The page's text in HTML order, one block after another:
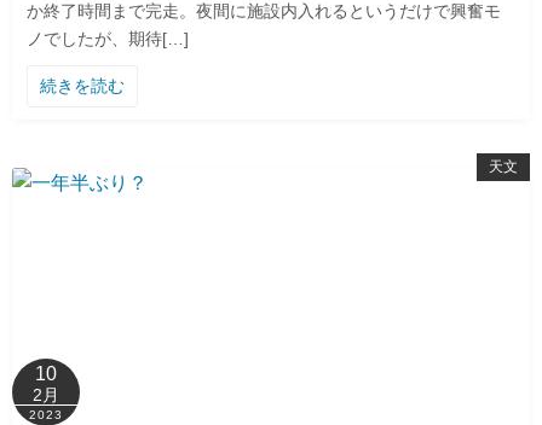
か終了時間まで完走。夜間に施設内入れるというだけで興奮モ
ノでしたが、期待[…]
続きを読む
天文
10
2月
2023